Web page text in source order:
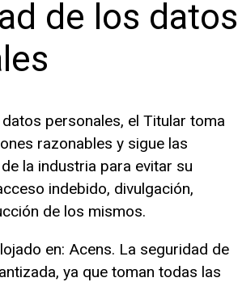
de los datos
personales, el Titular toma
razonables y sigue las
la industria para evitar su
indebido, divulgación,
de los mismos.
en: Acens. La seguridad de
ya que toman todas las